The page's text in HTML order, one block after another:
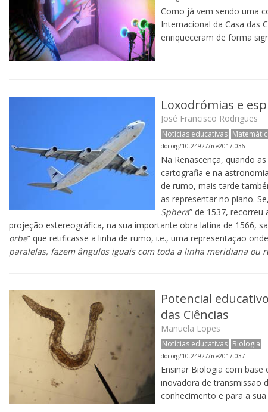
Como já vem sendo uma
Internacional da Casa das
enriqueceram de forma
Loxodrómias e
José Francisco Rodrigues
Notícias educativas
doi.org/10.24927/rce2017.036
Na Renascença, quando
cartografia e na
de rumo, mais tarde
as representar no plano.
Sphera” de 1537,
projeção estereográfica, na sua importante obra latina de 1566,
orbe” que retificasse a linha de rumo, i.e., uma representação
paralelas, fazem ângulos iguais com toda a linha meridiana ou
Potencial
das Ciências
Manuela Lopes
Notícias educativas Biologia
doi.org/10.24927/rce2017.037
Ensinar Biologia com
inovadora de transmissão
conhecimento e para a